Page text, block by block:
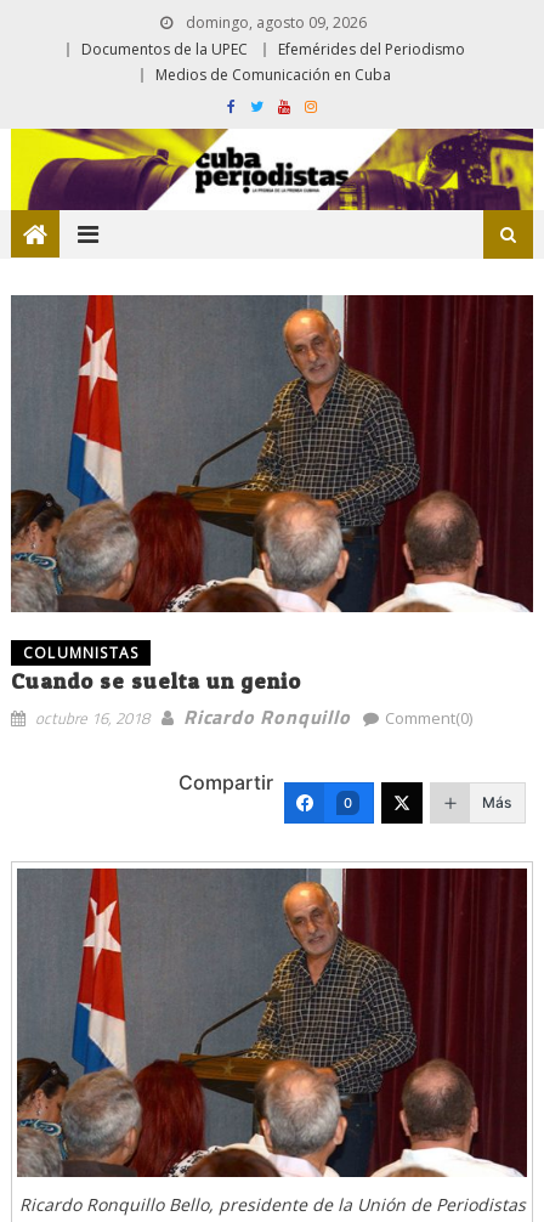
domingo, agosto 09, 2026
Documentos de la UPEC
Efemérides del Periodismo
Medios de Comunicación en Cuba
COLUMNISTAS
Cuando se suelta un genio
octubre 16, 2018 Ricardo Ronquillo Comment(0)
Compartir
0 Más
Ricardo Ronquillo Bello, presidente de la Unión de Periodistas